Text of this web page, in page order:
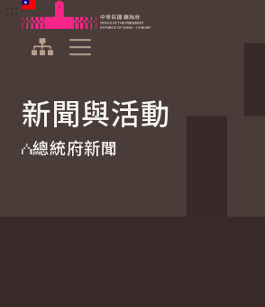
跳到主要內容
中華民國總統府
新聞與活動
總統府新聞